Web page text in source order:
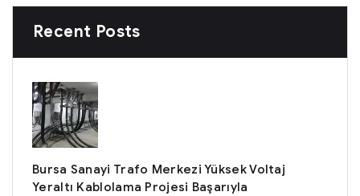
Recent Posts
Bursa Sanayi Trafo Merkezi Yüksek Voltaj
Yeraltı Kablolama Projesi Başarıyla